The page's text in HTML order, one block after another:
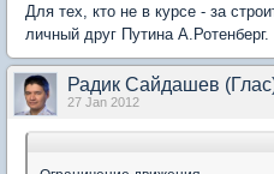
Для тех, кто не в курсе - за
личный друг Путина А.Ротенберг.
Радик Сайдашев
27 Jan 2012